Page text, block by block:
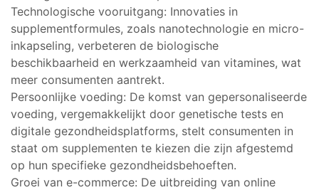
Technologische vooruitgang: Innovaties in
supplementformules, zoals nanotechnologie en micro-
inkapseling, verbeteren de biologische
beschikbaarheid en werkzaamheid van vitamines, wat
meer consumenten aantrekt.
Persoonlijke voeding: De komst van gepersonaliseerde
voeding, vergemakkelijkt door genetische tests en
digitale gezondheidsplatforms, stelt consumenten in
staat om supplementen te kiezen die zijn afgestemd
op hun specifieke gezondheidsbehoeften.
Groei van e-commerce: De uitbreiding van online